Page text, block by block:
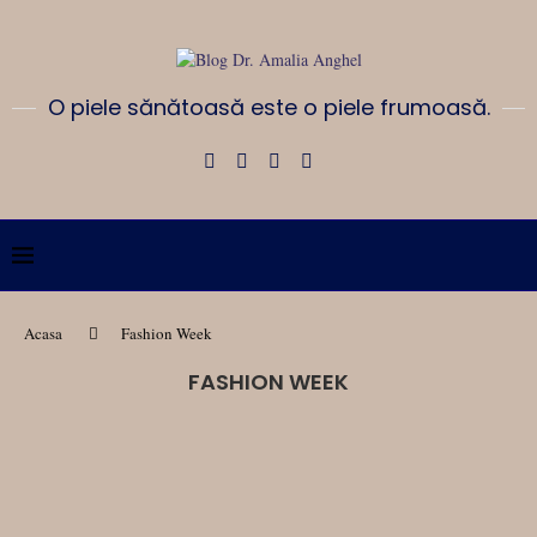
O piele sănătoasă este o piele frumoasă.
Acasa Fashion Week
FASHION WEEK